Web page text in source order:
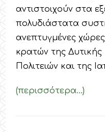
αντιστοιχούν στα
πολυδιάστατα
ανεπτυγμένες
κρατών της
Πολιτειών και της
(περισσότερα…)